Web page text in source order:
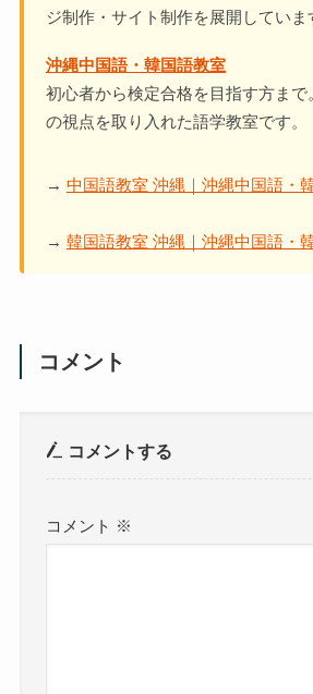
ジ制作・サイト制作を展開していま
沖縄中国語・韓国語教室
初心者から検定合格を目指す方ま
の視点を取り入れた語学教室です。
→ 中国語教室 沖縄｜沖縄中国語・
→ 韓国語教室 沖縄｜沖縄中国語・
コメント
コメントする
コメント ※